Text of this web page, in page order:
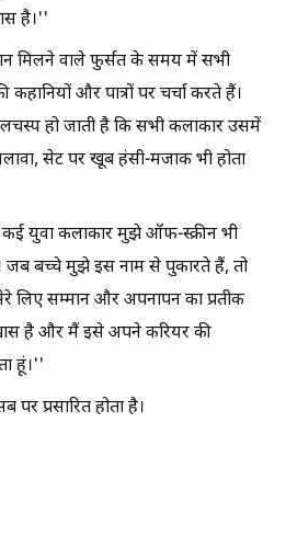
है।''
मिलने वाले फुर्सत के समय में सभी
और पात्रों पर चर्चा करते हैं।
हो जाती है कि सभी कलाकार उसमें
सेट पर खूब हंसी-मजाक भी होता
युवा कलाकार मुझे ऑफ-स्क्रीन भी
जब बच्चे मुझे इस नाम से पुकारते हैं, तो
लिए सम्मान और अपनापन का प्रतीक
है और मैं इसे अपने करियर की
हूं।''
पर प्रसारित होता है।